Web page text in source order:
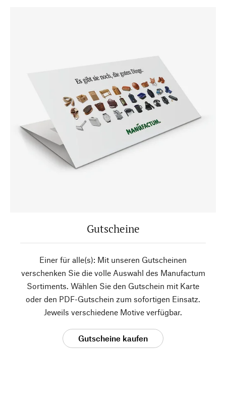
Gutscheine
Einer für alle(s): Mit unseren Gutscheinen
verschenken Sie die volle Auswahl des Manufactum
Sortiments. Wählen Sie den Gutschein mit Karte
oder den PDF-Gutschein zum sofortigen Einsatz.
Jeweils verschiedene Motive verfügbar.
Gutscheine kaufen